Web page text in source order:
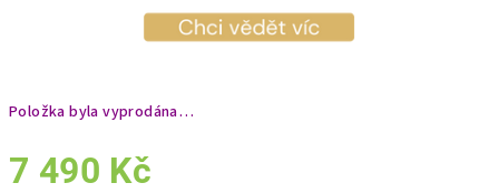
Položka byla vyprodána…
7 490 Kč